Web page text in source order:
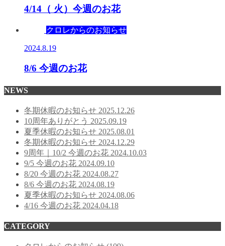
4/14（ 火）今週のお花
クロレからのお知らせ
2024.8.19
8/6 今週のお花
NEWS
冬期休暇のお知らせ 2025.12.26
10周年ありがとう 2025.09.19
夏季休暇のお知らせ 2025.08.01
冬期休暇のお知らせ 2024.12.29
9周年｜10/2 今週のお花 2024.10.03
9/5 今週のお花 2024.09.10
8/20 今週のお花 2024.08.27
8/6 今週のお花 2024.08.19
夏季休暇のお知らせ 2024.08.06
4/16 今週のお花 2024.04.18
CATEGORY